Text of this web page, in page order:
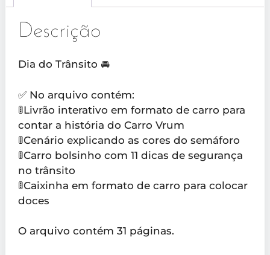
Descrição
Dia do Trânsito 🚘
✅ No arquivo contém:
🚦Livrão interativo em formato de carro para
contar a história do Carro Vrum
🚦Cenário explicando as cores do semáforo
🚦Carro bolsinho com 11 dicas de segurança
no trânsito
🚦Caixinha em formato de carro para colocar
doces
O arquivo contém 31 páginas.